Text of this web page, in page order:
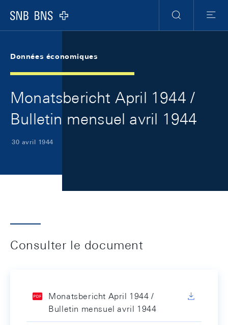
Logo
RechercheMenu
Données économiques
Monatsbericht April 1944 /
Bulletin mensuel avril 1944
30 avril 1944
Consulter le document
Monatsbericht April 1944 /
Bulletin mensuel avril 1944